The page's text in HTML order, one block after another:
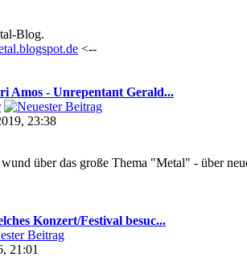
Blog.
<--
Amos - Unrepentant Gerald...
23:38
über das große Thema "Metal" - über
Konzert/Festival besuc...
21:01